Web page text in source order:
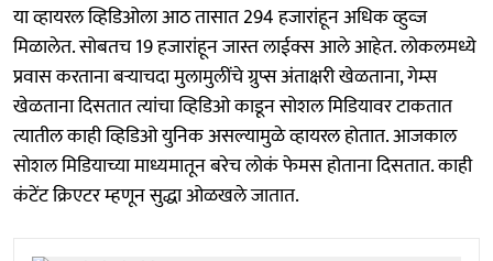
या व्हायरल व्हिडिओला आठ तासात 294 हजारांहून अधिक व्हुव्ज
मिळालेत. सोबतच 19 हजारांहून जास्त लाईक्स आले आहेत. लोकलमध्ये
प्रवास करताना बऱ्याचदा मुलामुलींचे ग्रुप्स अंताक्षरी खेळताना, गेम्स
खेळताना दिसतात त्यांचा व्हिडिओ काडून सोशल मिडियावर टाकतात
त्यातील काही व्हिडिओ युनिक असल्यामुळे व्हायरल होतात. आजकाल
सोशल मिडियाच्या माध्यमातून बरेच लोकं फेमस होताना दिसतात. काही
कंटेंट क्रिएटर म्हणून सुद्धा ओळखले जातात.